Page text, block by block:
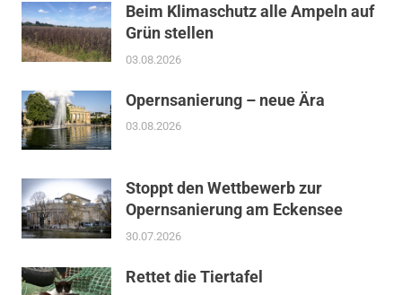
Beim Klimaschutz alle Ampeln auf
Grün stellen
03.08.2026
Opernsanierung – neue Ära
03.08.2026
Stoppt den Wettbewerb zur
Opernsanierung am Eckensee
30.07.2026
Rettet die Tiertafel